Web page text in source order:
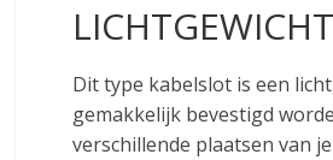
LICHTGEWICHT
Dit type kabelslot is een
gemakkelijk bevestigd
verschillende plaatsen van